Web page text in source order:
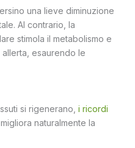
una lieve diminuzione
Al contrario, la
stimola il metabolismo e
esaurendo le
si rigenerano, i ricordi
naturalmente la